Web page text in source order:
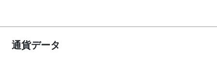
通貨データ